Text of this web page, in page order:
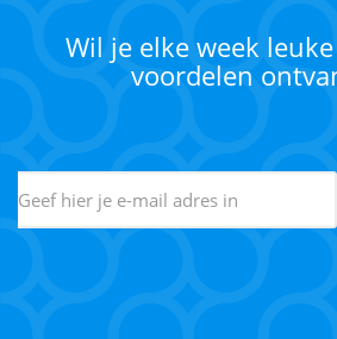
Wil je elke week
voordelen